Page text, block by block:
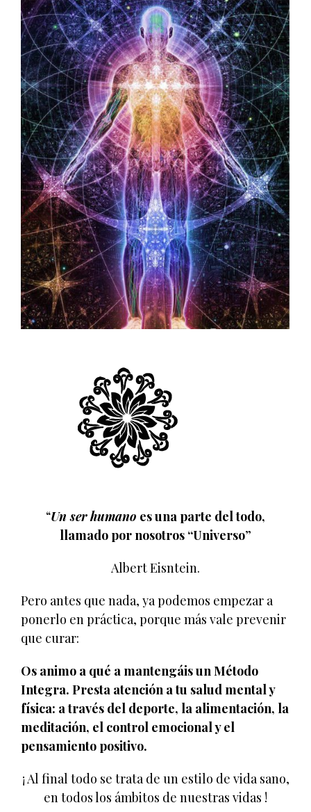
“Un ser humano es una parte del todo,
llamado por nosotros “Universo”
Albert Eisntein.
Pero antes que nada, ya podemos empezar a
ponerlo en práctica, porque más vale prevenir
que curar:
Os animo a qué a mantengáis un Método
Integra. Presta atención a tu salud mental y
física: a través del deporte, la alimentación, la
meditación, el control emocional y el
pensamiento positivo.
¡ Al final todo se trata de un estilo de vida sano,
en todos los ámbitos de nuestras vidas !